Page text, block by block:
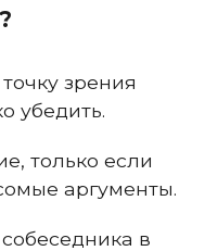
зрения
убедить.
только если
аргументы.
в